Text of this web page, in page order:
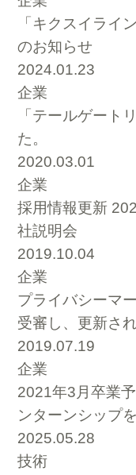
「キクスイライ
のお知らせ
2024.01.23
企業
「テールゲート
た。
2020.03.01
企業
採用情報更新
社説明会
2019.10.04
企業
プライバシーマ
受審し、更新さ
2019.07.19
企業
2021年3月卒業
ンターンシップ
2025.05.28
技術